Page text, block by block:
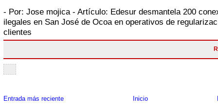
- Por: Jose mojica- Artículo: Edesur desmantela 200
ilegales en San José de Ocoa en operativos de
clientes
Entrada más reciente Inicio